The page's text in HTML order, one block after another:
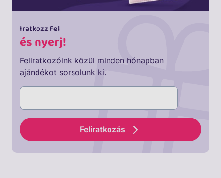
Iratkozz fel
és nyerj!
Feliratkozóink közül minden hónapban
ajándékot sorsolunk ki.
Feliratkozás